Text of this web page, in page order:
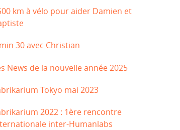
km à vélo pour aider Damien et
30 avec Christian
News de la nouvelle année 2025
Tokyo mai 2023
2022 : 1ère rencontre
inter-Humanlabs